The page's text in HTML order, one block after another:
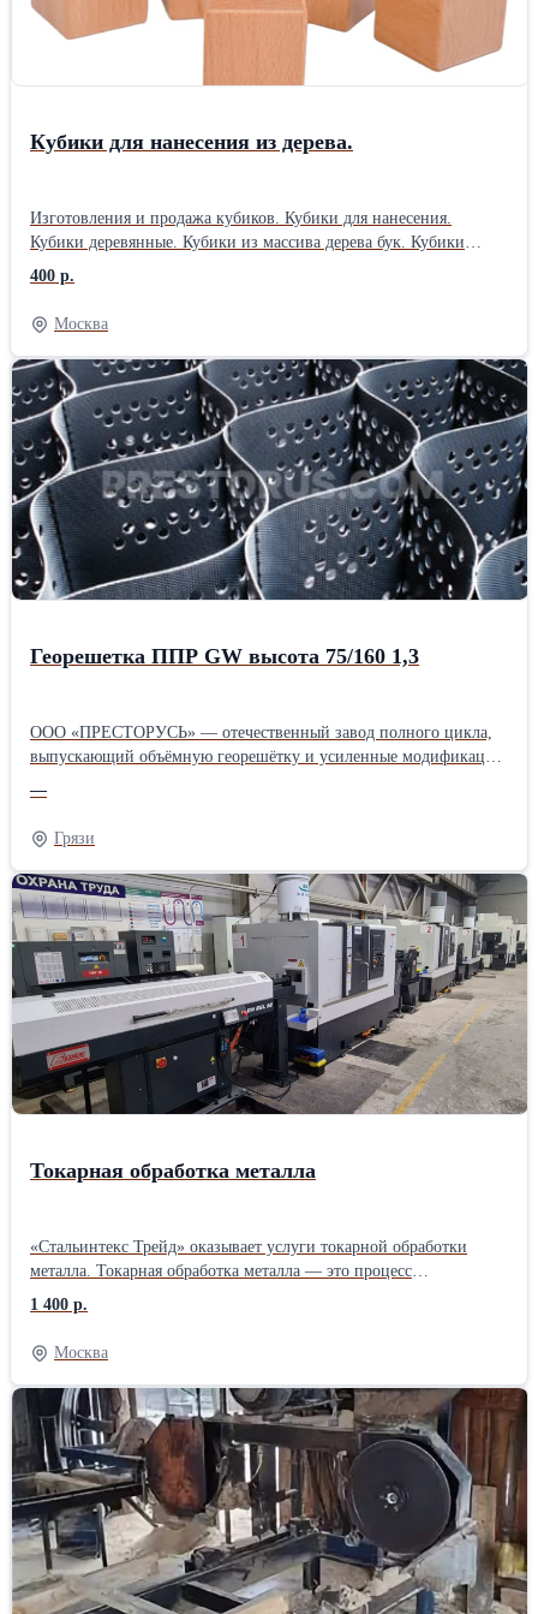
Кубики для нанесения из дерева.
Изготовления и продажа кубиков. Кубики для нанесения.
Кубики деревянные. Кубики из массива дерева бук. Кубики
обработаны маслом. Кубики из бука с размером 40х40мм.
Стоимость кубика с гравировкой на каждой стороне. Тираж.
Стоимость. 300шт 400 руб. 500шт. 370 руб. 700шт. 350 руб.
1000шт. 320 руб. Работаем без НДС., оплата безнал.
400 р.
Москва
Георешетка ППР GW высота 75/160 1,3
ООО «ПРЕСТОРУСЬ» — отечественный завод полного цикла,
выпускающий объёмную георешётку и усиленные модификации
Предприятие с 25-летним опытом предлагает инженерное
сопровождение проектов и поставки по всей России, сокращая
бюджет объектов за счёт экономии сыпучих материалов и
ускорения монтажных работ. Продукция адаптирована к
сложному климату и высоким нагрузкам, что подтверждено
участием в более чем двух тысячах объектов в РФ и за рубежом.
—
Грязи
Токарная обработка металла
«Стальинтекс Трейд» оказывает услуги токарной обработки
металла. Токарная обработка металла — это процесс
механической обработки, при котором заготовка вращается
вокруг своей оси, а инструмент (обычно токарный резец)
перемещается по радиусу и длине детали, удаляя материал и
придавая изделию нужную форму и размеры. Этот метод
широко используется для создания цилиндрических, конусных и
других сложных форм. Токарная обработка применяется в
различных отраслях промышленности, таких как
машиностроение, автомобилестроение, авиастроение и других,
где требуется высокая точность изготовления деталей. Токарные
работы: от 1 400 руб./ч. Срочные токарные работы: от 2000 руб./
ч. Токарные работы минимальный заказ от 20 000 руб. Другие
услуги по обработке металла смотрите на официальном сайте
«Стальинтекс Трейд»
1 400 р.
Москва